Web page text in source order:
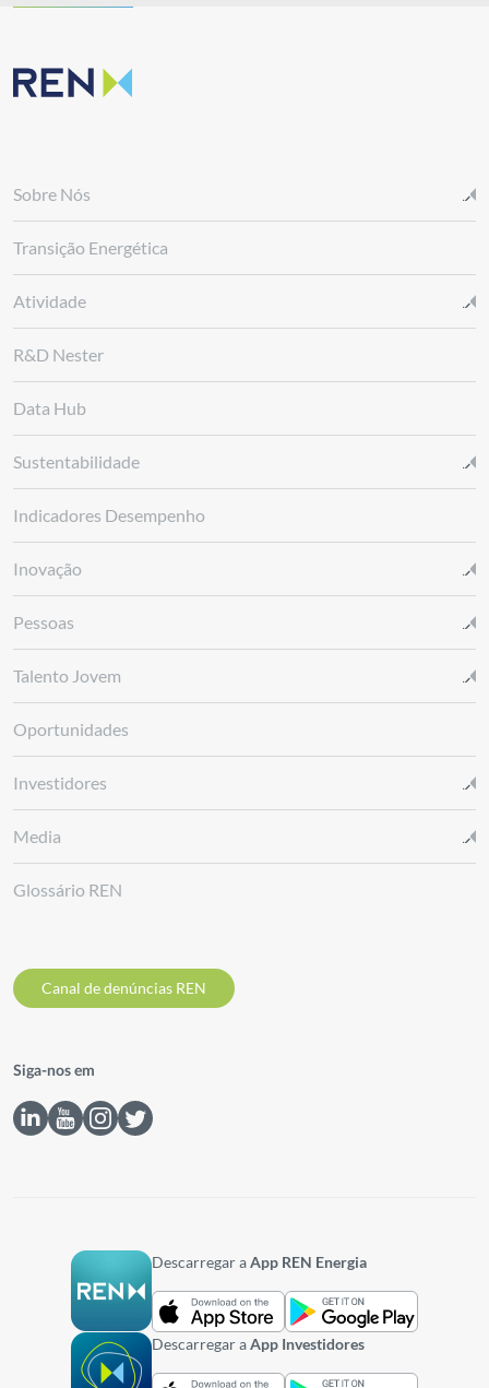
Sobre Nós
Transição Energética
Atividade
R&D Nester
Data Hub
Sustentabilidade
Indicadores Desempenho
Inovação
Pessoas
Talento Jovem
Oportunidades
Investidores
Media
Glossário REN
Canal de denúncias REN
Siga-nos em
Descarregar aApp REN Energia
Descarregar aApp Investidores